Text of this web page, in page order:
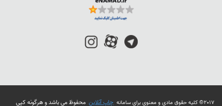
2017© کلیه حقوق مادی و معنوی برای سامانه چاپ آنلاین محفوظ می باشد و هرگونه کپی